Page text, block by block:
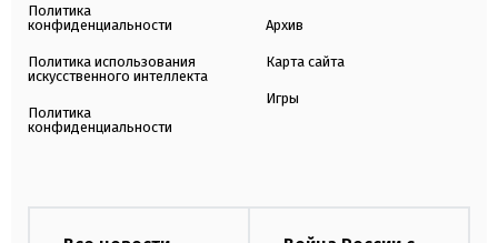
Политика
конфиденциальности
Политика использования
искусственного интеллекта
Политика
конфиденциальности
Архив
Карта сайта
Игры